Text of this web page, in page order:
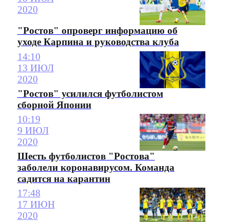
2020
"Ростов" опроверг информацию об
уходе Карпина и руководства клуба
14:10
13 ИЮЛ
2020
"Ростов" усилился футболистом
сборной Японии
10:19
9 ИЮЛ
2020
Шесть футболистов "Ростова"
заболели коронавирусом. Команда
садится на карантин
17:48
17 ИЮН
2020